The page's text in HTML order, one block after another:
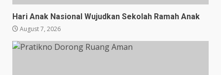
Hari Anak Nasional Wujudkan Sekolah Ramah Anak
August 7, 2026